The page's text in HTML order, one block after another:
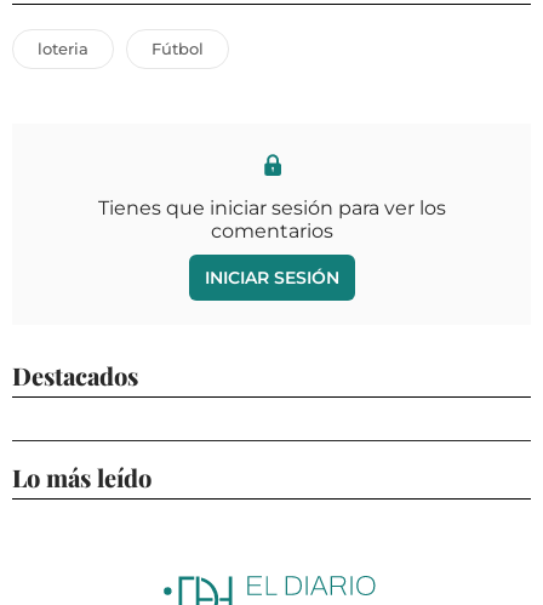
loteria Fútbol
Tienes que iniciar sesión para ver los
comentarios
INICIAR SESIÓN
Destacados
Lo más leído